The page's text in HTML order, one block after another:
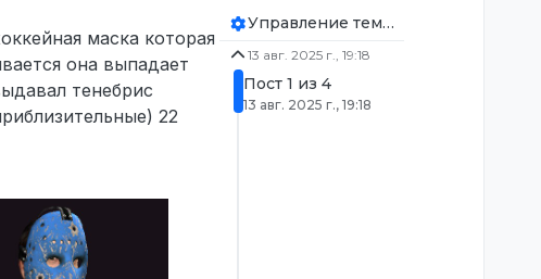
маска которая
она выпадает
тенебрис
22
Управление темой
13 авг. 2025 г., 19:18
Пост 1 из 4
13 авг. 2025 г., 19:18